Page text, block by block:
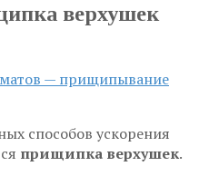
верхушек
способов ускорения
прищипка верхушек.